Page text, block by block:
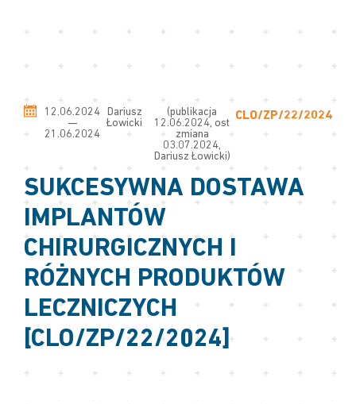
12.06.2024
—
21.06.2024
Dariusz
Łowicki
(publikacja
12.06.2024, ost
zmiana
03.07.2024,
Dariusz Łowicki)
CLO/ZP/22/2024
SUKCESYWNA DOSTAWA
IMPLANTÓW
CHIRURGICZNYCH I
RÓŻNYCH PRODUKTÓW
LECZNICZYCH
[CLO/ZP/22/2024]